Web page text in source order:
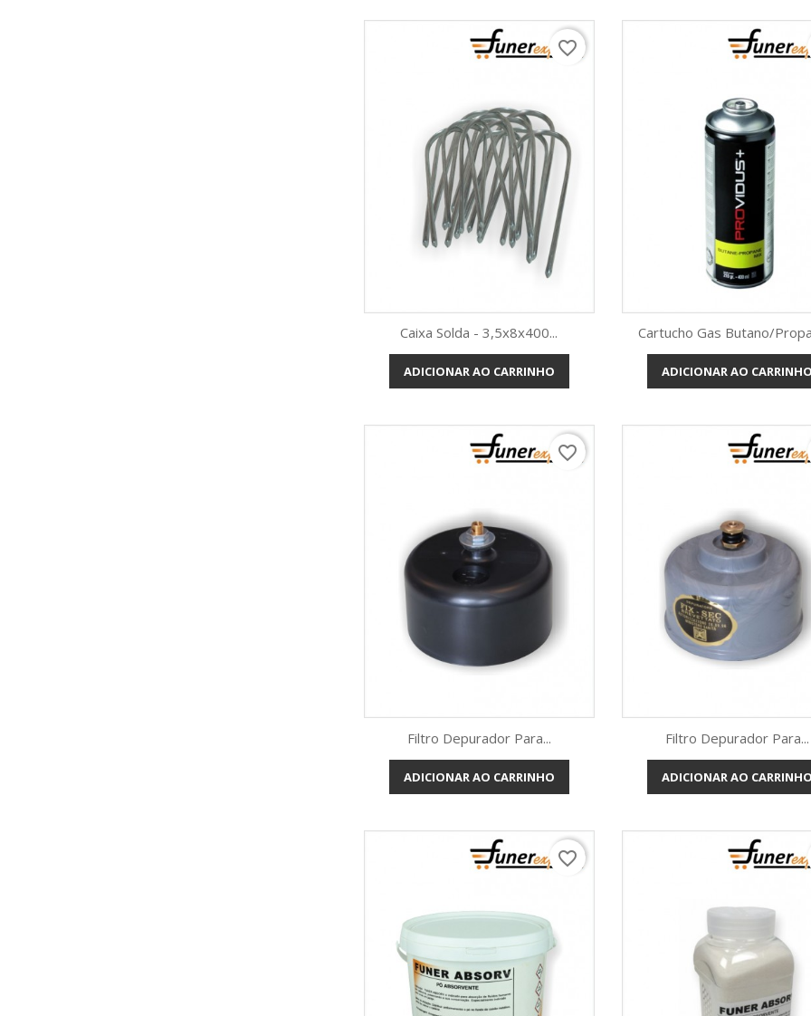
Vista rápida
Caixa Solda - 3,5x8x400...
ADICIONAR AO CARRINHO
favorite_border
Vista rápida
Cartucho Gas Butano/
ADICIONAR AO CARRINHO
Vista rápida
Filtro Depurador Para...
ADICIONAR AO CARRINHO
favorite_border
Vista rápida
Filtro Depurador Para...
ADICIONAR AO CARRINHO
favorite_border